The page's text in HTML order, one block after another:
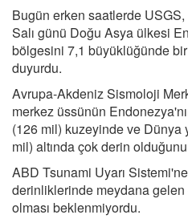
Bugün erken saatlerde
Salı günü Doğu Asya ülkesi
bölgesini 7,1 büyüklüğünde bir
duyurdu.
Avrupa-Akdeniz Sismoloji
merkez üssünün
(126 mil) kuzeyinde ve Dünya
mil) altında çok derin
ABD Tsunami Uyarı
derinliklerinde meydana
olması beklenmiyordu.